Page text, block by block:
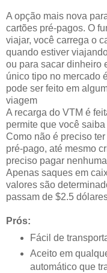
A opção mais nova
cartões pré-pagos. O
viajar, você carrega o
quando estiver
ou para sacar dinheiro
único tipo no mercado
pode ser feito em
viagem
A recarga do VTM é
permite que você
Como não é preciso
pré-pago, até mesmo
preciso pagar
Apenas saques em
valores são
passam de $2.5
Prós:
Fácil de
Aceito em
automático que